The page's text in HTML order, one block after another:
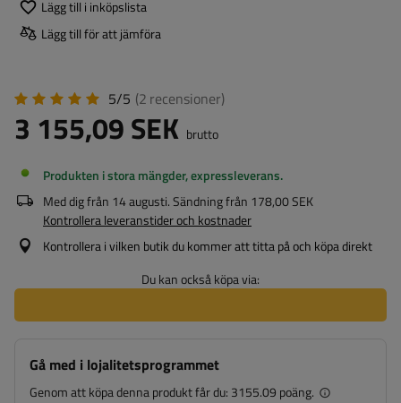
Lägg till i inköpslista
Lägg till för att jämföra
5/5 (2 recensioner)
3 155,09 SEK brutto
Produkten i stora mängder, expressleverans
Med dig från 14 augusti. Sändning från 178,00 SEK
Kontrollera leveranstider och kostnader
Kontrollera i vilken butik du kommer att titta på och köpa direkt
Du kan också köpa via:
Gå med i lojalitetsprogrammet
Genom att köpa denna produkt får du: 3155.09 poäng.